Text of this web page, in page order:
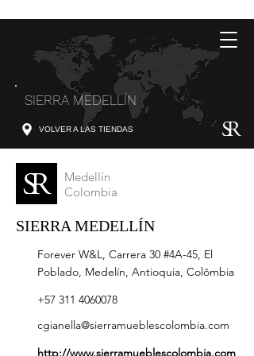
SIERRA MEDELLÍN
VOLVER A LAS TIENDAS
Medellín
Colombia
SIERRA MEDELLÍN
Forever W&L, Carrera 30 #4A-45, El
Poblado, Medelín, Antioquia, Colômbia
+57 311 4060078
cgianella@sierramueblescolombia.com
http://www.sierramueblescolombia.com